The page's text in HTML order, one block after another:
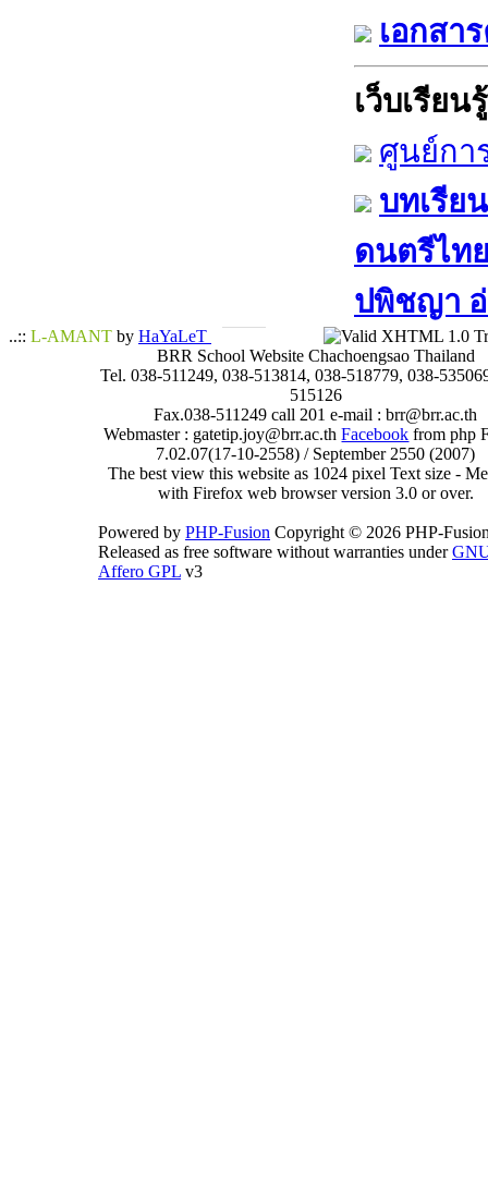
เอกสา
เว็บเรียนรู้
ศูนย์กา
บทเรีย
ดนตรีไท
ปพิชญา​ อ่
..:: L-AMANT by HaYaLeT
BRR School Website Chachoengsao Thailand
Tel. 038-511249, 038-513814, 038-518779, 038-
515126
Fax.038-511249 call 201 e-mail : brr@brr.ac.th
Webmaster : gatetip.joy@brr.ac.thFacebook from php
7.02.07(17-10-2558) / September 2550 (2007)
The best view this website as 1024 pixel Text size -
with Firefox web browser version 3.0 or over.
Powered by PHP-Fusion Copyright © 2026 PHP-
Released as free software without warranties under
Affero GPL v3